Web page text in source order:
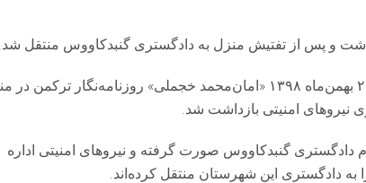
و پس از تفتیش منزل به دادگستری گنبدکاووس منتقل شد.
به گزارش توهرا، فعالان حقوق بشر ترکمن‌صحرا، صبح امروز، ۲۰ بهمن‌ماه ۱۳۹۸ «امان‌محمد خجملی» روزنامه‌نگار
نیروهای امنیتی بازداشت شد.
گنبدکاووس صورت گرفته و نیروهای امنیتی اداره
دادگستری این شهرستان منتقل کرده‌اند.